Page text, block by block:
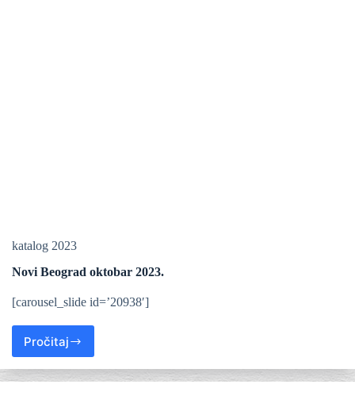
katalog 2023
Novi Beograd oktobar 2023.
[carousel_slide id=’20938′]
Pročitaj